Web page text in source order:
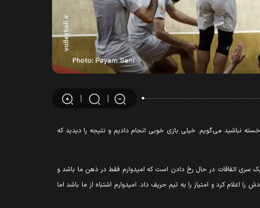
نباشید می‌گویم. خیلی بازی خوبی انجام دادیم و نتیجه را دیدید که
یک سری اتفاقات در حال رخ دادن است که امیدوارم فقط در ذهن ما باشد و
کرد و امتیاز را به تیم حریف داد. امیدوارم اشتباه از ما باشد اما